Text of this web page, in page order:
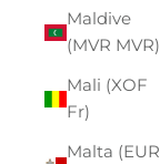
Maldive
(MVR MVR)
Mali (XOF
Fr)
Malta (EUR